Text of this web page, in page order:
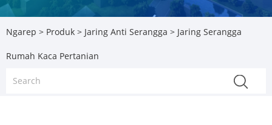
Ngarep > Produk > Jaring Anti Serangga > Jaring Serangga
Rumah Kaca Pertanian